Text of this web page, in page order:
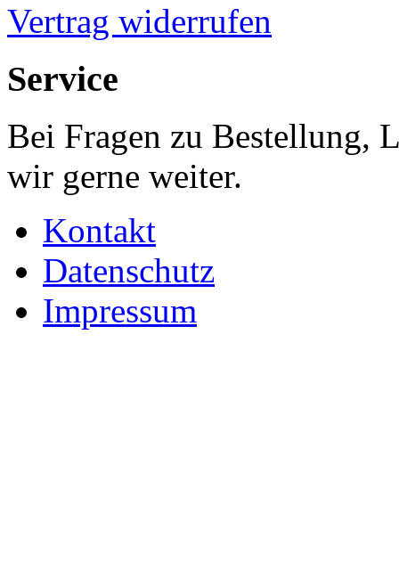
Vertrag widerrufen
Service
Bei Fragen zu Bestellung,
wir gerne weiter.
Kontakt
Datenschutz
Impressum